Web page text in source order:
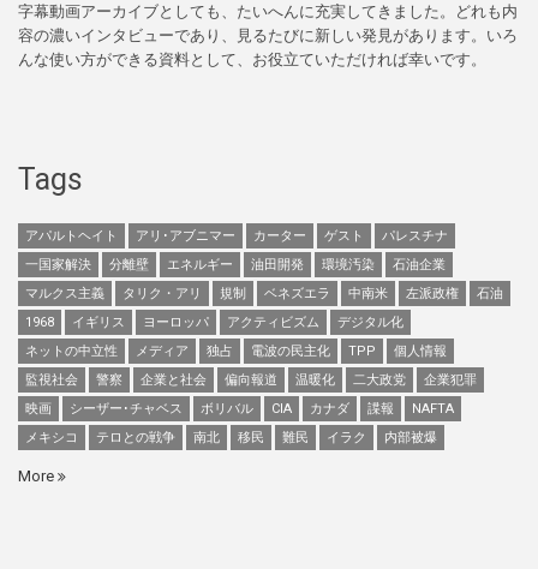
字幕動画アーカイブとしても、たいへんに充実してきました。どれも内
容の濃いインタビューであり、見るたびに新しい発見があります。いろ
んな使い方ができる資料として、お役立ていただければ幸いです。
Tags
アパルトヘイト アリ･アブニマー カーター ゲスト
パレスチナ
一国家解決
分離壁 エネルギー 油田開発 環境汚染
石油企業
マルクス主義
タリク・アリ 規制 ベネズエラ 中南米 左派政権
石油
1968
イギリス ヨーロッパ アクティビズム
デジタル化
ネットの中立性
メディア 独占 電波の民主化 TPP
個人情報
監視社会
警察 企業と社会 偏向報道 温暖化 二大政党
企業犯罪
映画
シーザー･チャベス ボリバル CIA カナダ 諜報
NAFTA
メキシコ
テロとの戦争 南北 移民 難民 イラク 内部被爆
More